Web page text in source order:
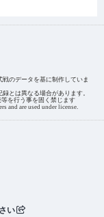
のデータを基に制作していま
とは異なる場合があります。
を行う事を固く禁じます
and are used under license.
い